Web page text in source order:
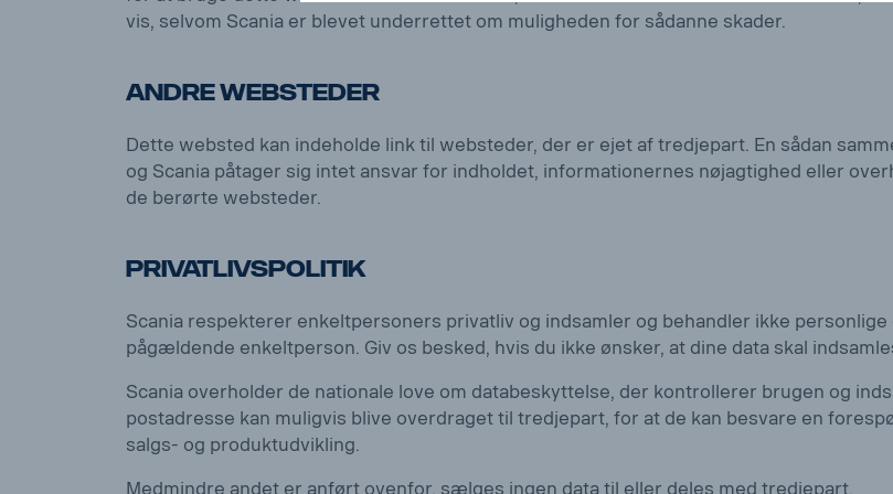
vis, selvom Scania er blevet underrettet om muligheden for sådanne skader.
Andre websteder
Dette websted kan indeholde link til websteder, der er ejet af tredjepart. En sådan
og Scania påtager sig intet ansvar for indholdet, informationernes nøjagtighed eller
de berørte websteder.
Privatlivspolitik
Scania respekterer enkeltpersoners privatliv og indsamler og behandler ikke
pågældende enkeltperson. Giv os besked, hvis du ikke ønsker, at dine data skal
Scania overholder de nationale love om databeskyttelse, der kontrollerer brugen og
postadresse kan muligvis blive overdraget til tredjepart, for at de kan besvare en
salgs- og produktudvikling.
Medmindre andet er anført ovenfor, sælges ingen data til eller deles med tredjepart.